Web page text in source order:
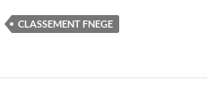
CLASSEMENT FNEGE